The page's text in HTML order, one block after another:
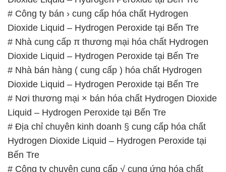
# Nhà bán hàng ( cung cấp ) hóa chất Hydrogen
Dioxide Liquid – Hydrogen Peroxide tại Bến Tre
# Nơi thương mại × bán hóa chất Hydrogen Dioxide
Liquid – Hydrogen Peroxide tại Bến Tre
# Địa chỉ chuyên kinh doanh § cung cấp hóa chất
Hydrogen Dioxide Liquid – Hydrogen Peroxide tại
Bến Tre
# Công ty chuyên cung cấp √ cung ứng hóa chất
Hydrogen Dioxide Liquid – Hydrogen Peroxide tại
Bến Tre
# Nhà phân phối ■ cung cấp hóa chất Hydrogen
Dioxide Liquid – Hydrogen Peroxide tại Bến Tre